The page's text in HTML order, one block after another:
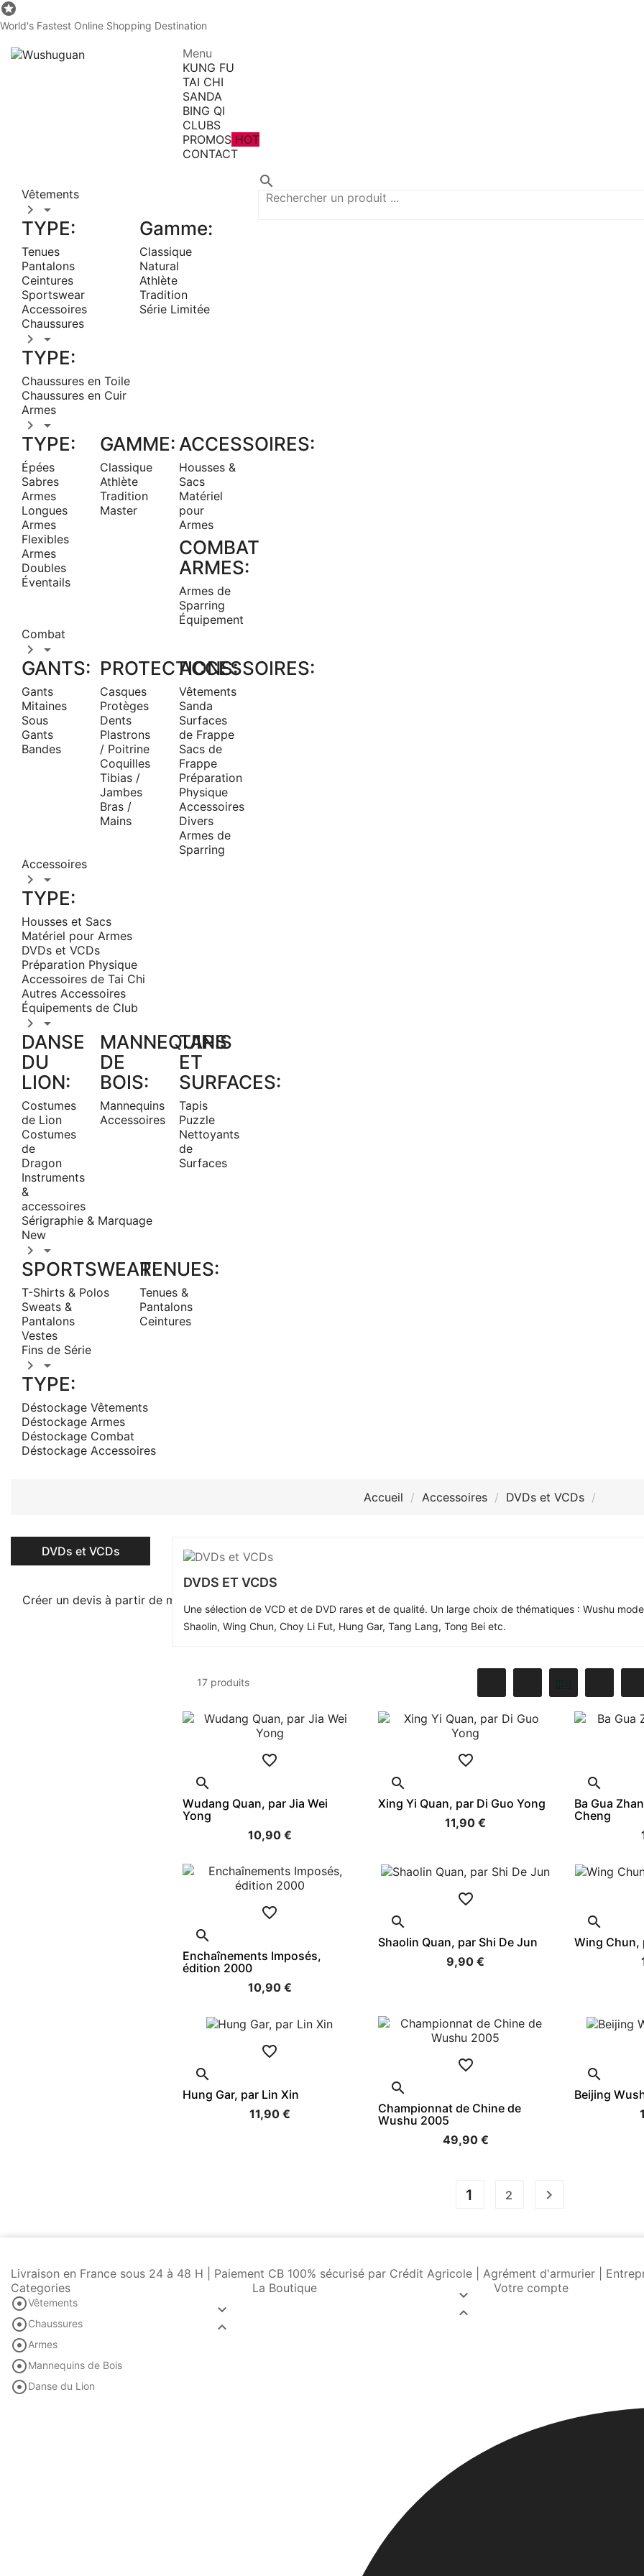

World's Fastest Online Shopping Destination
Menu
KUNG FU
TAI CHI
SANDA
BING QI
CLUBS
PROMOS HOT
CONTACT
Vêtements
 
TYPE:
Tenues
Pantalons
Ceintures
Sportswear
Accessoires
Gamme:
Classique
Natural
Athlète
Tradition
Série Limitée
Chaussures
 
TYPE:
Chaussures en Toile
Chaussures en Cuir
Armes
 
TYPE:
Épées
Sabres
Armes
Longues
Armes
Flexibles
Armes
Doubles
Éventails
GAMME:
Classique
Athlète
Tradition
Master
ACCESSOIRES:
Housses &
Sacs
Matériel
pour
Armes
COMBAT
ARMES:
Armes de
Sparring
Équipement
Combat
 
GANTS:
Gants
Mitaines
Sous
Gants
Bandes
PROTECTIONS:
Casques
Protèges
Dents
Plastrons
/ Poitrine
Coquilles
Tibias /
Jambes
Bras /
Mains
ACCESSOIRES:
Vêtements
Sanda
Surfaces
de Frappe
Sacs de
Frappe
Préparation
Physique
Accessoires
Divers
Armes de
Sparring
Accessoires
 
TYPE:
Housses et Sacs
Matériel pour Armes
DVDs et VCDs
Préparation Physique
Accessoires de Tai Chi
Autres Accessoires
Équipements de Club
 
DANSE
DU
LION:
Costumes
de Lion
Costumes
de
Dragon
Instruments
&
accessoires
MANNEQUINS
DE
BOIS:
Mannequins
Accessoires
TAPIS
ET
SURFACES:
Tapis
Puzzle
Nettoyants
de
Surfaces
Sérigraphie & Marquage
New
 
SPORTSWEAR:
T-Shirts & Polos
Sweats &
Pantalons
Vestes
TENUES:
Tenues &
Pantalons
Ceintures
Fins de Série
 
TYPE:
Déstockage Vêtements
Déstockage Armes
Déstockage Combat
Déstockage Accessoires

Accueil Accessoires DVDs et VCDs
DVDs et VCDs
Créer un devis à partir de mon panier
DVDS ET VCDS
Une sélection de VCD et de DVD rares et de qualité. Un large choix de thématiques : Wushu
Shaolin, Wing Chun, Choy Li Fut, Hung Gar, Tang Lang, Tong Bei etc.
17 produits


Wudang Quan, par Jia Wei
Yong
10,90 €


Xing Yi Quan, par Di Guo Yong
11,90 €

Ba Gua
Cheng


Enchaînements Imposés,
édition 2000
10,90 €


Shaolin Quan, par Shi De Jun
9,90 €

Wing Chun,


Hung Gar, par Lin Xin
11,90 €


Championnat de Chine de
Wushu 2005
49,90 €

Beijing
1 2 
Livraison en France sous 24 à 48 H | Paiement CB 100% sécurisé par Crédit Agricole | Agrément d'armurier |
Categories


Vêtements
Chaussures
Armes
Mannequins de Bois
Danse du Lion
La Boutique


Votre compte